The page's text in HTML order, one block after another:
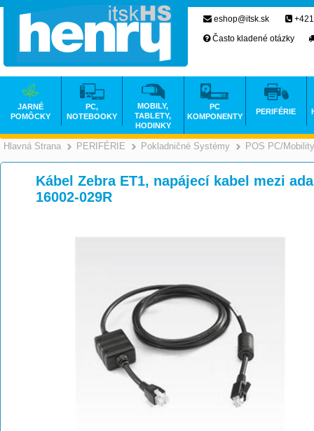
Hlavná Strana >
PERIFÉRIE >
Pokladničné Systémy POS PC/Mobility
Kábel Zebra ET1, napájecí kabel mezi
16002-029R
eshop@itsk.sk
Často kladené otázky
JARNÉ
POMÔCKY
PC,
NOTEBOOKY
MOBILY,
TABLETY,
HODINKY
PC
KOMPONENTY
PERIFÉRIE